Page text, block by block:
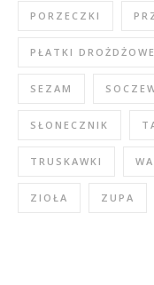
PORZECZKI
PŁATKI DROŻDŻOWE
SEZAM
SŁONECZNIK
TRUSKAWKI
ZIOŁA ZUPA